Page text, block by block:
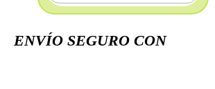
ENVÍO SEGURO CON